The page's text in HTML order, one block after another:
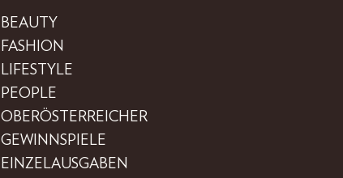
BEAUTY
FASHION
LIFESTYLE
PEOPLE
OBERÖSTERREICHER
GEWINNSPIELE
EINZELAUSGABEN